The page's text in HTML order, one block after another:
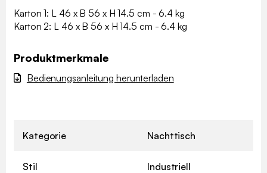
Karton 1: L 46 x B 56 x H 14.5 cm - 6.4 kg
Karton 2: L 46 x B 56 x H 14.5 cm - 6.4 kg
Produktmerkmale
Bedienungsanleitung herunterladen
Kategorie Nachttisch
Stil Industriell